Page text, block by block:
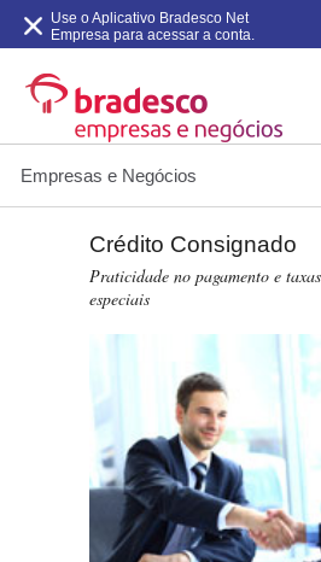
Empresas e Negócios
Crédito Consignado
Praticidade no pagamento e
especiais
Use o Aplicativo Bradesco Net
Empresa para acessar a conta.